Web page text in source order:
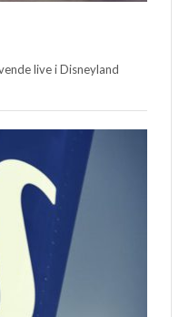
live i Disneyland